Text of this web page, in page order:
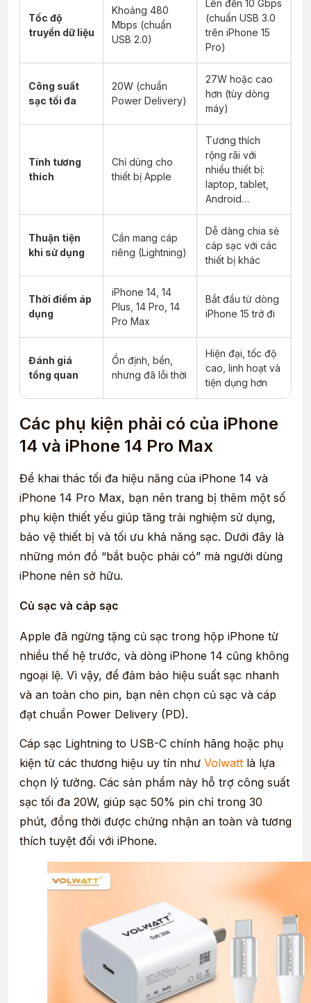
Tốc độ
truyền dữ liệu
Khoảng 480
Mbps (chuẩn
USB 2.0)
Lên đến 10 Gbps
(chuẩn USB 3.0
trên iPhone 15
Pro)
Công suất
sạc tối đa
20W (chuẩn
Power Delivery)
27W hoặc cao
hơn (tùy dòng
máy)
Tính tương
thích
Chỉ dùng cho
thiết bị Apple
Tương thích
rộng rãi với
nhiều thiết bị:
laptop, tablet,
Android…
Thuận tiện
khi sử dụng
Cần mang cáp
riêng (Lightning)
Dễ dàng chia sẻ
cáp sạc với các
thiết bị khác
Thời điểm áp
dụng
iPhone 14, 14
Plus, 14 Pro, 14
Pro Max
Bắt đầu từ dòng
iPhone 15 trở đi
Đánh giá
tổng quan
Ổn định, bền,
nhưng đã lỗi thời
Hiện đại, tốc độ
cao, linh hoạt và
tiện dụng hơn
Các phụ kiện phải có của iPhone
14 và iPhone 14 Pro Max
Để khai thác tối đa hiệu năng của iPhone 14 và
iPhone 14 Pro Max, bạn nên trang bị thêm một số
phụ kiện thiết yếu giúp tăng trải nghiệm sử dụng,
bảo vệ thiết bị và tối ưu khả năng sạc. Dưới đây là
những món đồ “bắt buộc phải có” mà người dùng
iPhone nên sở hữu.
Củ sạc và cáp sạc
Apple đã ngừng tặng củ sạc trong hộp iPhone từ
nhiều thế hệ trước, và dòng iPhone 14 cũng không
ngoại lệ. Vì vậy, để đảm bảo hiệu suất sạc nhanh
và an toàn cho pin, bạn nên chọn củ sạc và cáp
đạt chuẩn Power Delivery (PD).
Cáp sạc Lightning to USB-C chính hãng hoặc phụ
kiện từ các thương hiệu uy tín như Volwatt là lựa
chọn lý tưởng. Các sản phẩm này hỗ trợ công suất
sạc tối đa 20W, giúp sạc 50% pin chỉ trong 30
phút, đồng thời được chứng nhận an toàn và tương
thích tuyệt đối với iPhone.